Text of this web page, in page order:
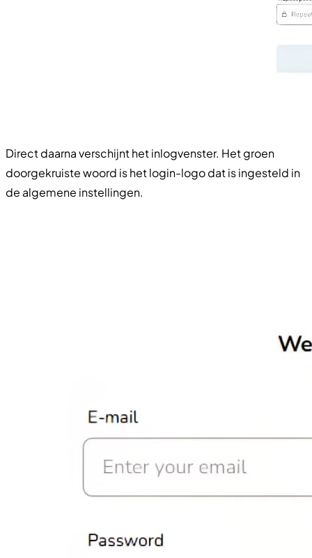
Direct daarna verschijnt het inlogvenster. Het groen
doorgekruiste woord is het login-logo dat is ingesteld in
de algemene instellingen.